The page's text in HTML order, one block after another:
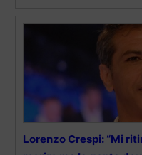
Lorenzo Crespi: “Mi